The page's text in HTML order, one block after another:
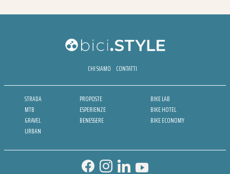
CHI SIAMO CONTATTI
STRADA
MTB
GRAVEL
URBAN
PROPOSTE
ESPERIENZE
BENESSERE
BIKE LAB
BIKE HOTEL
BIKE ECONOMY